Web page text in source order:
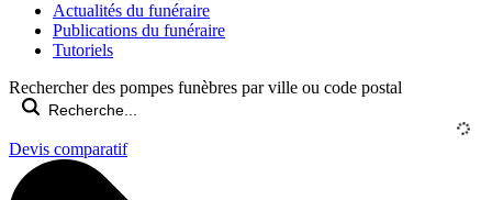
Actualités du funéraire
Publications du funéraire
Tutoriels
Rechercher des pompes funèbres par ville ou code postal
Devis comparatif